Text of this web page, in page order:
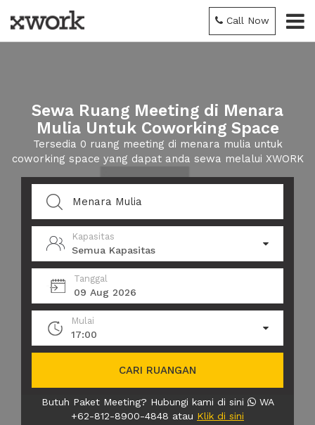
Call Now
Sewa Ruang Meeting di Menara
Mulia Untuk Coworking Space
Tersedia 0 ruang meeting di menara mulia untuk
coworking space yang dapat anda sewa melalui XWORK
Kapasitas
Semua Kapasitas
Tanggal
09 Aug 2026
Mulai
17:00
CARI RUANGAN
Butuh Paket Meeting? Hubungi kami di sini
WA
+62-812-8900-4848 atau Klik di sini